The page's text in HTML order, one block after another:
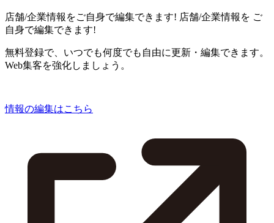
店舗/企業情報をご自身で編集できます! 店舗/企業情報を ご
自身で編集できます!
無料登録で、いつでも何度でも自由に更新・編集できます。
Web集客を強化しましょう。
情報の編集はこちら